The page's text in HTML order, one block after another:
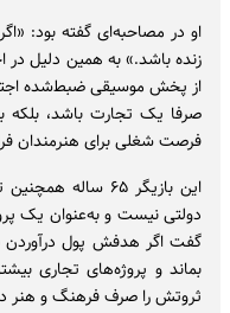
او در مصاحبه‌ای گفته بود:
زنده باشد.» به همین دلیل در
از پخش موسیقی ضبط‌شده
صرفا یک تجارت باشد، بلکه
فرصت شغلی برای هنرمندان
این بازیگر ۶۵
دولتی نیست و به‌عنوان یک
گفت اگر هدفش پول درآوردن
بماند و پروژه‌های تجاری
ثروتش را صرف فرهنگ و هنر